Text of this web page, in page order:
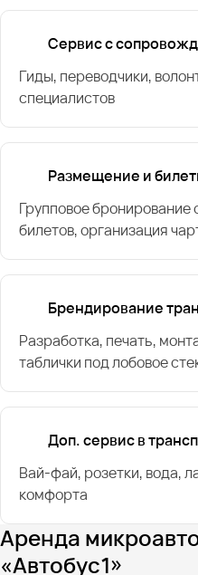
Сервис с
Гиды, переводчики,
специалистов
Размещение и
Групповое
билетов, организация
Брендирование
Разработка, печать,
таблички под лобовое
Доп. сервис в
Вай-фай, розетки, вода,
комфорта
Аренда
«Автобус1»